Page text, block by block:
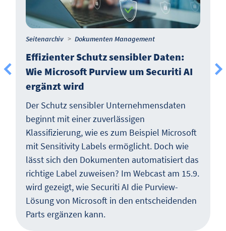
Seitenarchiv Dokumenten Management
Effizienter Schutz sensibler Daten:
Wie Microsoft Purview um Securiti AI
ergänzt wird
Der Schutz sensibler Unternehmensdaten
beginnt mit einer zuverlässigen
Klassifizierung, wie es zum Beispiel Microsoft
mit Sensitivity Labels ermöglicht. Doch wie
lässt sich den Dokumenten automatisiert das
richtige Label zuweisen? Im Webcast am 15.9.
wird gezeigt, wie Securiti AI die Purview-
Lösung von Microsoft in den entscheidenden
Parts ergänzen kann.